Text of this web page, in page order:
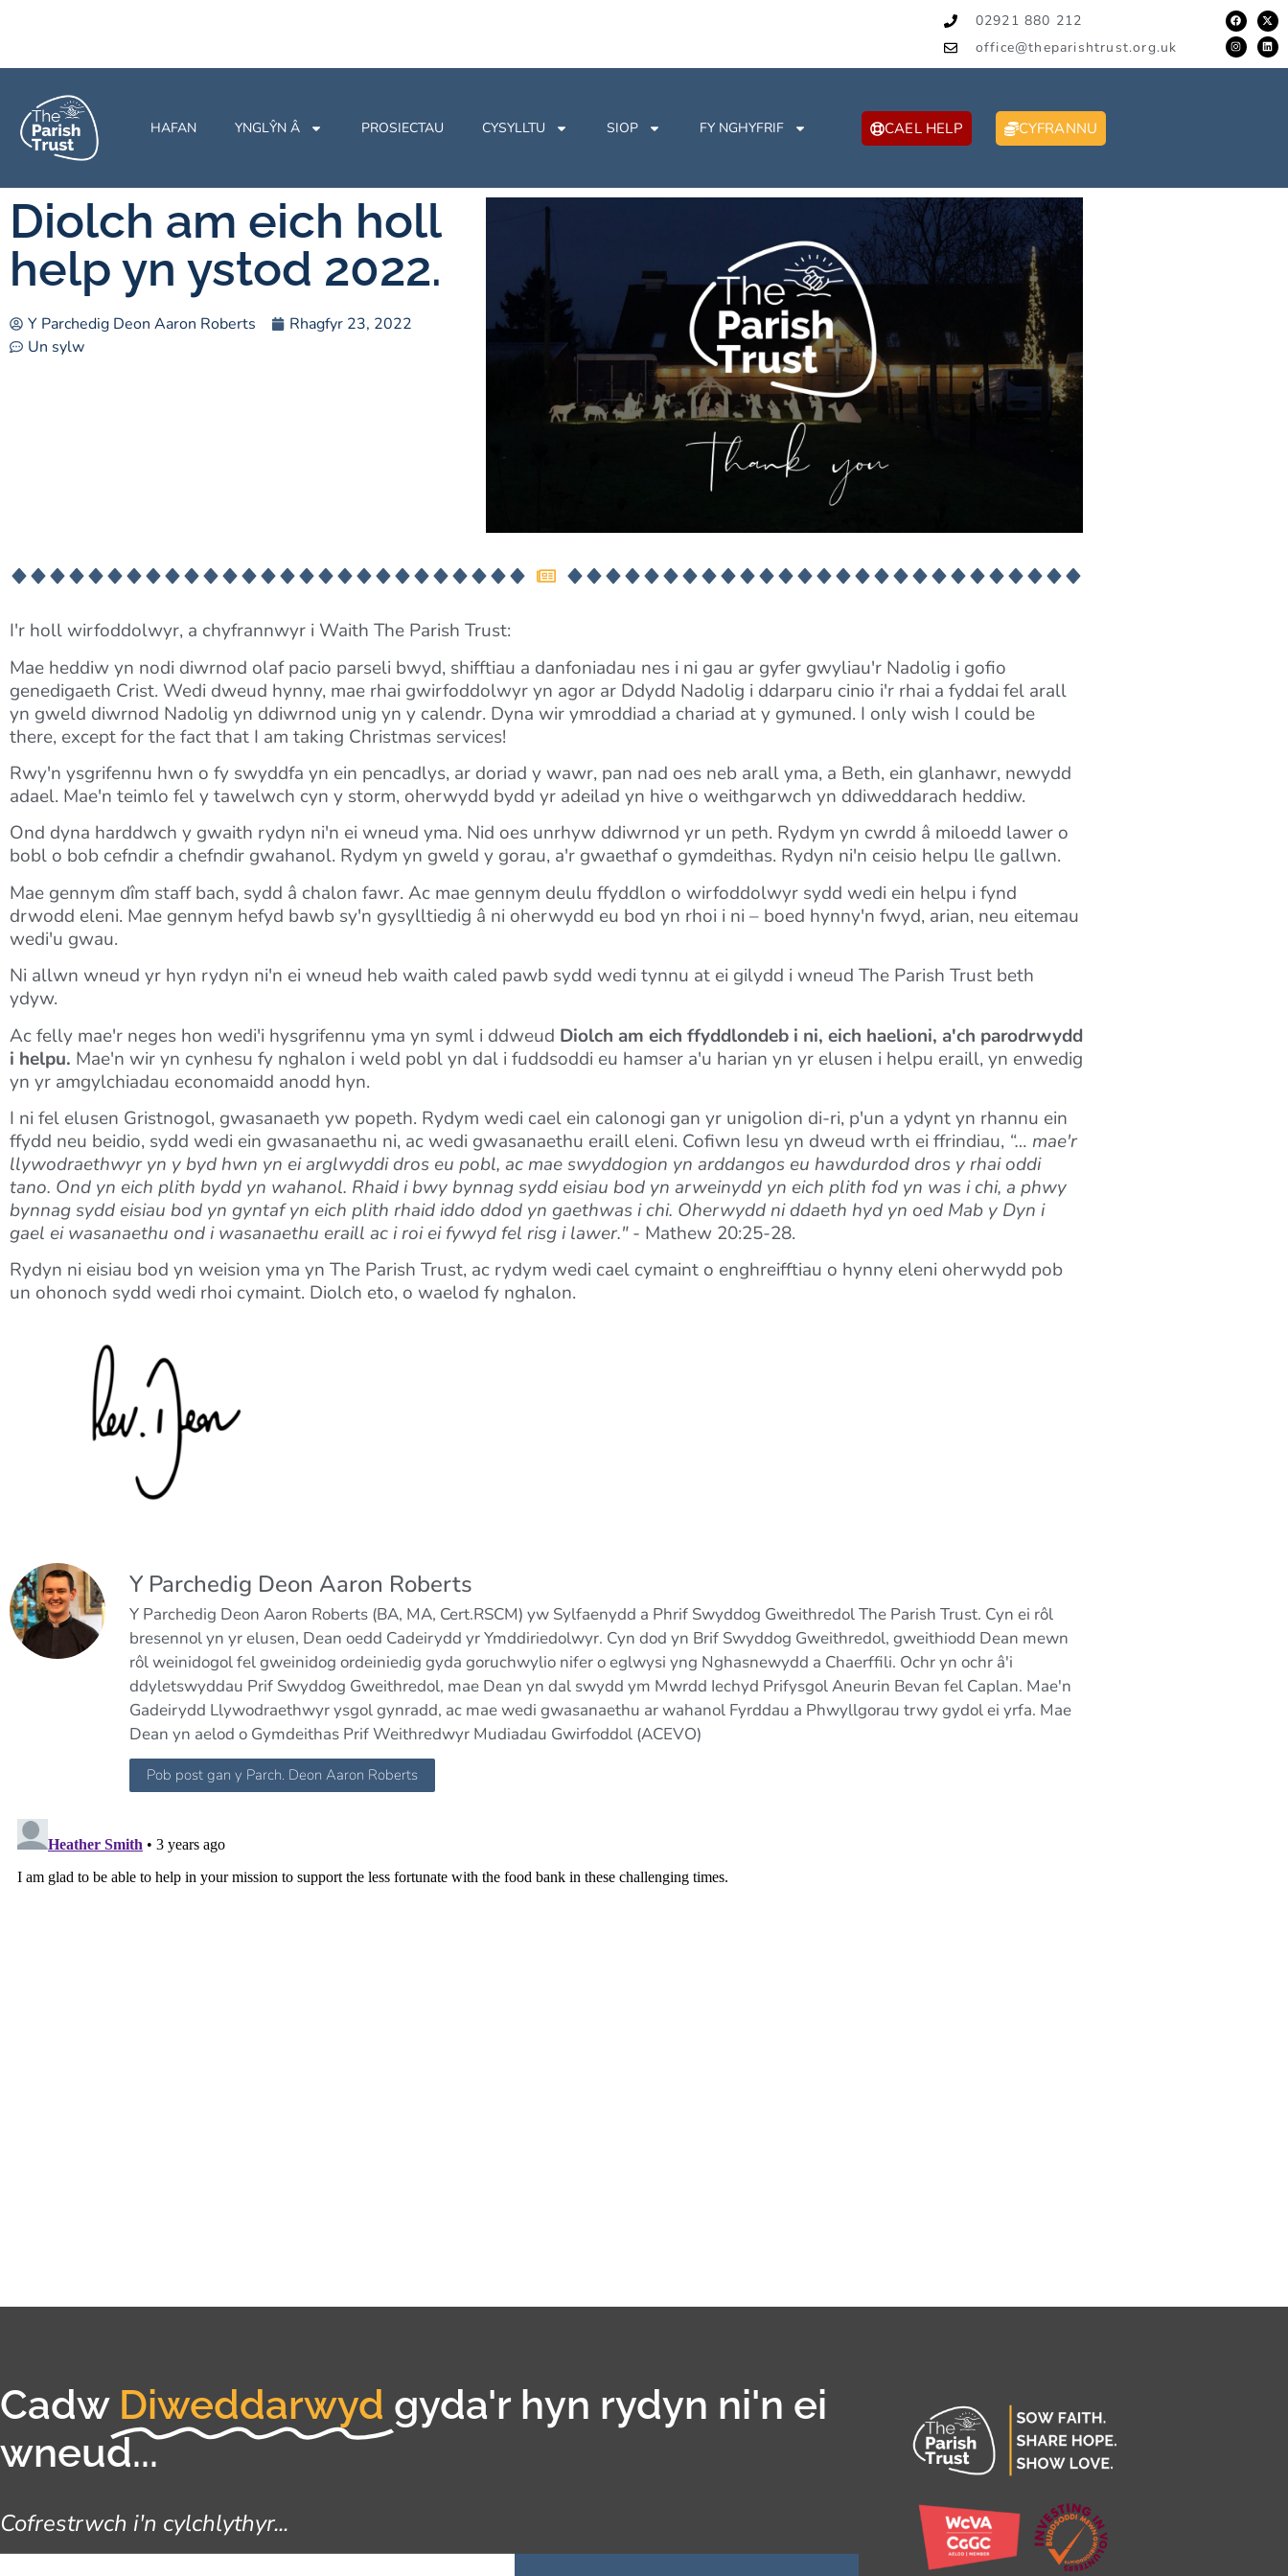
02921 880 212
office@theparishtrust.org.uk
HAFAN YNGLŶN Â PROSIECTAU CYSYLLTU SIOP FY NGHYFRIF CAEL HELP CYFRANNU
Diolch am eich holl
help yn ystod 2022.
Y Parchedig Deon Aaron Roberts
Rhagfyr 23, 2022
Un sylw
I'r holl wirfoddolwyr, a chyfrannwyr i Waith The Parish Trust:
Mae heddiw yn nodi diwrnod olaf pacio parseli bwyd, shifftiau a danfoniadau nes i ni gau ar gyfer gwyliau'r Nadolig i gofio
genedigaeth Crist. Wedi dweud hynny, mae rhai gwirfoddolwyr yn agor ar Ddydd Nadolig i ddarparu cinio i'r rhai a fyddai fel arall
yn gweld diwrnod Nadolig yn ddiwrnod unig yn y calendr. Dyna wir ymroddiad a chariad at y gymuned. I only wish I could be
there, except for the fact that I am taking Christmas services!
Rwy'n ysgrifennu hwn o fy swyddfa yn ein pencadlys, ar doriad y wawr, pan nad oes neb arall yma, a Beth, ein glanhawr, newydd
adael. Mae'n teimlo fel y tawelwch cyn y storm, oherwydd bydd yr adeilad yn hive o weithgarwch yn ddiweddarach heddiw.
Ond dyna harddwch y gwaith rydyn ni'n ei wneud yma. Nid oes unrhyw ddiwrnod yr un peth. Rydym yn cwrdd â miloedd lawer o
bobl o bob cefndir a chefndir gwahanol. Rydym yn gweld y gorau, a'r gwaethaf o gymdeithas. Rydyn ni'n ceisio helpu lle gallwn.
Mae gennym dîm staff bach, sydd â chalon fawr. Ac mae gennym deulu ffyddlon o wirfoddolwyr sydd wedi ein helpu i fynd
drwodd eleni. Mae gennym hefyd bawb sy'n gysylltiedig â ni oherwydd eu bod yn rhoi i ni – boed hynny'n fwyd, arian, neu eitemau
wedi'u gwau.
Ni allwn wneud yr hyn rydyn ni'n ei wneud heb waith caled pawb sydd wedi tynnu at ei gilydd i wneud The Parish Trust beth
ydyw.
Ac felly mae'r neges hon wedi'i hysgrifennu yma yn syml i ddweud Diolch am eich ffyddlondeb i ni, eich haelioni, a'ch parodrwydd
i helpu. Mae'n wir yn cynhesu fy nghalon i weld pobl yn dal i fuddsoddi eu hamser a'u harian yn yr elusen i helpu eraill, yn enwedig
yn yr amgylchiadau economaidd anodd hyn.
I ni fel elusen Gristnogol, gwasanaeth yw popeth. Rydym wedi cael ein calonogi gan yr unigolion di-ri, p'un a ydynt yn rhannu ein
ffydd neu beidio, sydd wedi ein gwasanaethu ni, ac wedi gwasanaethu eraill eleni. Cofiwn Iesu yn dweud wrth ei ffrindiau, “… mae'r
llywodraethwyr yn y byd hwn yn ei arglwyddi dros eu pobl, ac mae swyddogion yn arddangos eu hawdurdod dros y rhai oddi
tano. Ond yn eich plith bydd yn wahanol. Rhaid i bwy bynnag sydd eisiau bod yn arweinydd yn eich plith fod yn was i chi, a phwy
bynnag sydd eisiau bod yn gyntaf yn eich plith rhaid iddo ddod yn gaethwas i chi. Oherwydd ni ddaeth hyd yn oed Mab y Dyn i
gael ei wasanaethu ond i wasanaethu eraill ac i roi ei fywyd fel risg i lawer."- Mathew 20:25-28.
Rydyn ni eisiau bod yn weision yma yn The Parish Trust, ac rydym wedi cael cymaint o enghreifftiau o hynny eleni oherwydd pob
un ohonoch sydd wedi rhoi cymaint. Diolch eto, o waelod fy nghalon.
Y Parchedig Deon Aaron Roberts
Y Parchedig Deon Aaron Roberts (BA, MA, Cert.RSCM) yw Sylfaenydd a Phrif Swyddog Gweithredol The Parish Trust. Cyn ei rôl
bresennol yn yr elusen, Dean oedd Cadeirydd yr Ymddiriedolwyr. Cyn dod yn Brif Swyddog Gweithredol, gweithiodd Dean mewn
rôl weinidogol fel gweinidog ordeiniedig gyda goruchwylio nifer o eglwysi yng Nghasnewydd a Chaerffili. Ochr yn ochr â'i
ddyletswyddau Prif Swyddog Gweithredol, mae Dean yn dal swydd ym Mwrdd Iechyd Prifysgol Aneurin Bevan fel Caplan. Mae'n
Gadeirydd Llywodraethwyr ysgol gynradd, ac mae wedi gwasanaethu ar wahanol Fyrddau a Phwyllgorau trwy gydol ei yrfa. Mae
Dean yn aelod o Gymdeithas Prif Weithredwyr Mudiadau Gwirfoddol (ACEVO)
Pob post gan y Parch. Deon Aaron Roberts
Cadw Diweddarwyd gyda'r hyn rydyn ni'n ei
wneud...
Cofrestrwch i'n cylchlythyr...